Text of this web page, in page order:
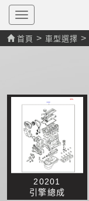
T
o
g
g
i
首頁 > 車型選擇 >
20201
引擎總成